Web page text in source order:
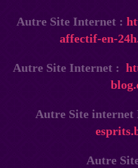
Autre Site Internet :
affectif-en-
Autre Site Internet :
Autre Site internet
Autre